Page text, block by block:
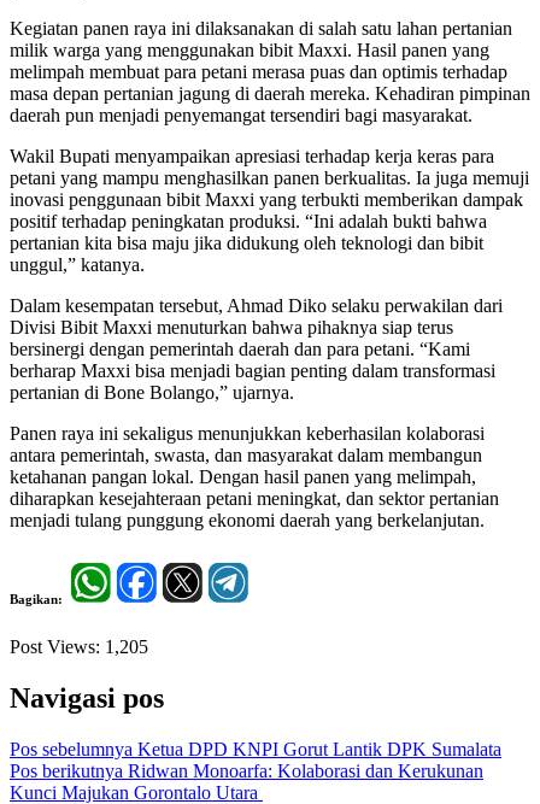
Kegiatan panen raya ini dilaksanakan di salah satu lahan pertanian
milik warga yang menggunakan bibit Maxxi. Hasil panen yang
melimpah membuat para petani merasa puas dan optimis terhadap
masa depan pertanian jagung di daerah mereka. Kehadiran pimpinan
daerah pun menjadi penyemangat tersendiri bagi masyarakat.
Wakil Bupati menyampaikan apresiasi terhadap kerja keras para
petani yang mampu menghasilkan panen berkualitas. Ia juga memuji
inovasi penggunaan bibit Maxxi yang terbukti memberikan dampak
positif terhadap peningkatan produksi. “Ini adalah bukti bahwa
pertanian kita bisa maju jika didukung oleh teknologi dan bibit
unggul,” katanya.
Dalam kesempatan tersebut, Ahmad Diko selaku perwakilan dari
Divisi Bibit Maxxi menuturkan bahwa pihaknya siap terus
bersinergi dengan pemerintah daerah dan para petani. “Kami
berharap Maxxi bisa menjadi bagian penting dalam transformasi
pertanian di Bone Bolango,” ujarnya.
Panen raya ini sekaligus menunjukkan keberhasilan kolaborasi
antara pemerintah, swasta, dan masyarakat dalam membangun
ketahanan pangan lokal. Dengan hasil panen yang melimpah,
diharapkan kesejahteraan petani meningkat, dan sektor pertanian
menjadi tulang punggung ekonomi daerah yang berkelanjutan.
Bagikan:
Post Views: 1,205
Navigasi pos
Pos sebelumnya Ketua DPD KNPI Gorut Lantik DPK Sumalata
Pos berikutnya Ridwan Monoarfa: Kolaborasi dan Kerukunan
Kunci Majukan Gorontalo Utara